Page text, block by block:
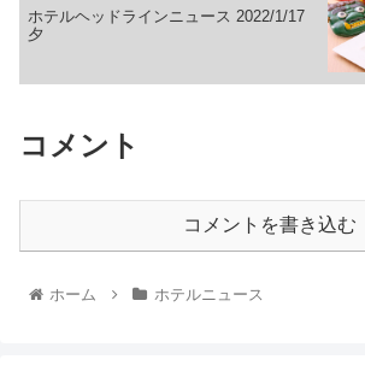
ホテルヘッドラインニュース 2022/1/17
夕
コメント
コメントを書き込む
ホーム ホテルニュース